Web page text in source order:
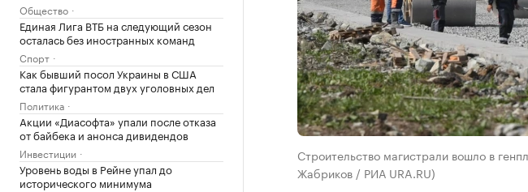
Общество
Единая Лига ВТБ на следующий сезон
осталась без иностранных команд
Спорт
Как бывший посол Украины в США
стала фигурантом двух уголовных дел
Политика
Акции «Диасофта» упали после отказа
от байбека и анонса дивидендов
Инвестиции
Уровень воды в Рейне упал до
исторического минимума
Строительство магистрали вошло в
Жабриков / РИА URA.RU)